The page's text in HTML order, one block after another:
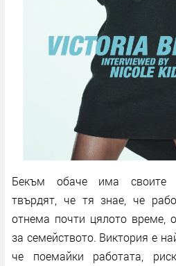
Бекъм обаче има своите
твърдят, че тя знае, че
отнема почти цялото време,
за семейството. Виктория е
че поемайки работата,